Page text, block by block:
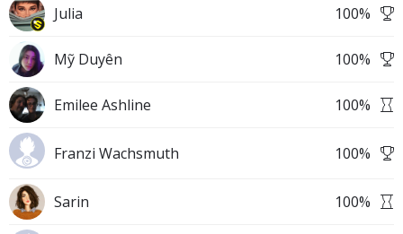
Julia 100%
Mỹ Duyên 100%
Emilee Ashline 100%
Franzi Wachsmuth 100%
Sarin 100%